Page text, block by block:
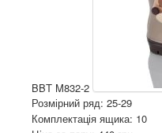
BBT M832-2
Розмірний ряд: 25-29
Комплектація ящика: 10